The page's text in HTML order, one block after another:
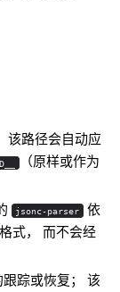
该路径会自动应
（原样或作为
jsonc-parser
依
式， 而不会经
踪或恢复； 该